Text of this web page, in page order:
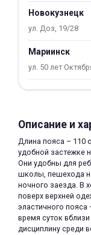
Новокузнецк
ул. Доз, 19/28
Мариинск
ул. 50 лет
Описание и
Длина пояса – 110
удобной застежке
Они удобны для
школы, пешехода
ночного заезда. В
поверх верхней
эластичного
время суток
дисциплину среди
Подробнее
об оплате
недели